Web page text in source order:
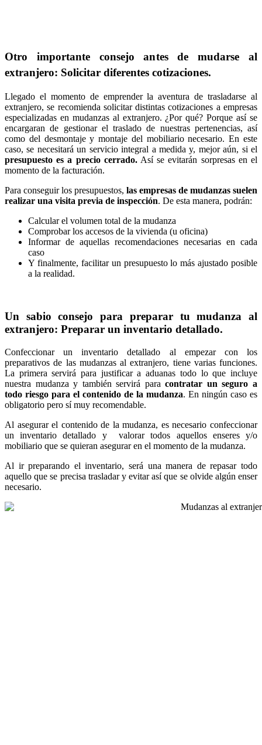
Otro importante consejo antes de mudarse al
extranjero: Solicitar diferentes cotizaciones.
Llegado el momento de emprender la aventura de trasladarse al
extranjero, se recomienda solicitar distintas cotizaciones a empresas
especializadas en mudanzas al extranjero. ¿Por qué? Porque así se
encargaran de gestionar el traslado de nuestras pertenencias, así
como del desmontaje y montaje del mobiliario necesario. En este
caso, se necesitará un servicio integral a medida y, mejor aún, si el
presupuesto es a precio cerrado.Así se evitarán sorpresas en el
momento de la facturación.
Para conseguir los presupuestos, las empresas de mudanzas suelen
realizar una visita previa de inspección. De esta manera, podrán:
Calcular el volumen total de la mudanza
Comprobar los accesos de la vivienda (u oficina)
Informar de aquellas recomendaciones necesarias en cada
caso
Y finalmente, facilitar un presupuesto lo más ajustado posible
a la realidad.
Un sabio consejo para preparar tu mudanza al
extranjero: Preparar un inventario detallado.
Confeccionar un inventario detallado al empezar con los
preparativos de las mudanzas al extranjero, tiene varias funciones.
La primera servirá para justificar a aduanas todo lo que incluye
nuestra mudanza y también servirá paracontratar un seguro a
todo riesgo para el contenido de la mudanza. En ningún caso es
obligatorio pero sí muy recomendable.
Al asegurar el contenido de la mudanza, es necesario confeccionar
un inventario detallado y valorar todos aquellos enseres y/o
mobiliario que se quieran asegurar en el momento de la mudanza.
Al ir preparando el inventario, será una manera de repasar todo
aquello que se precisa trasladar y evitar así que se olvide algún enser
necesario.